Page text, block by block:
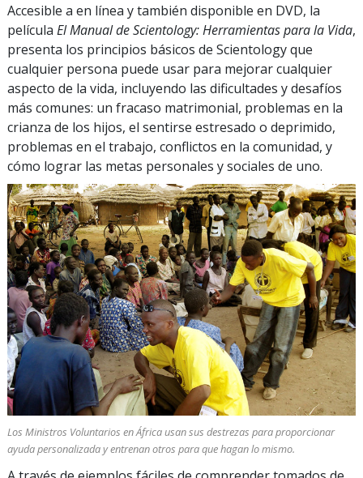
Accesible a en línea y también disponible en DVD, la
película El Manual de Scientology: Herramientas para la Vida,
presenta los principios básicos de Scientology que
cualquier persona puede usar para mejorar cualquier
aspecto de la vida, incluyendo las dificultades y desafíos
más comunes: un fracaso matrimonial, problemas en la
crianza de los hijos, el sentirse estresado o deprimido,
problemas en el trabajo, conflictos en la comunidad, y
cómo lograr las metas personales y sociales de uno.
Los Ministros Voluntarios en África usan sus destrezas para proporcionar
ayuda personalizada y entrenan otros para que hagan lo mismo.